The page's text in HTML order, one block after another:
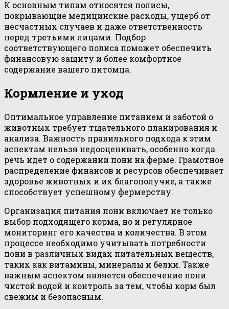
К основным типам относятся полисы,
покрывающие медицинские расходы, ущерб от
несчастных случаев и даже ответственность
перед третьими лицами. Подбор
соответствующего полиса поможет обеспечить
финансовую защиту и более комфортное
содержание вашего питомца.
Кормление и уход
Оптимальное управление питанием и заботой о
животных требует тщательного планирования и
анализа. Важность правильного подхода к этим
аспектам нельзя недооценивать, особенно когда
речь идет о содержании пони на ферме. Грамотное
распределение финансов и ресурсов обеспечивает
здоровье животных и их благополучие, а также
способствует успешному фермерству.
Организация питания пони включает не только
выбор подходящего корма, но и регулярное
мониторинг его качества и количества. В этом
процессе необходимо учитывать потребности
пони в различных видах питательных веществ,
таких как витамины, минералы и белки. Также
важным аспектом является обеспечение пони
чистой водой и контроль за тем, чтобы корм был
свежим и безопасным.